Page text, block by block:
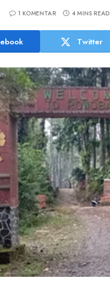
1 KOMENTAR 4 MINS READ
Twitter